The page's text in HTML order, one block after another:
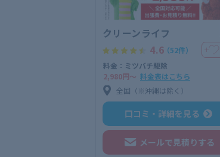
クリーンライフ
4.6（52件） ＋
料金：ミツバチ駆除
2,980円〜 料金表はこちら
全国（※沖縄は除く）
口コミ・詳細を見る
メールで見積りする